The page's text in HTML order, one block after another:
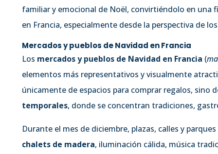
familiar y emocional de Noël, convirtiéndolo en una
en Francia, especialmente desde la perspectiva de
Mercados y pueblos de Navidad en Francia
Los mercados y pueblos de Navidad en Francia (
elementos más representativos y visualmente
únicamente de espacios para comprar regalos, sino
temporales, donde se concentran tradiciones,
Durante el mes de diciembre, plazas, calles y
chalets de madera, iluminación cálida, música